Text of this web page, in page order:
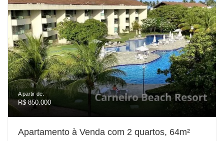
A partir de:
R$ 850.000
Apartamento à Venda com 2 quartos, 64m²